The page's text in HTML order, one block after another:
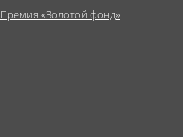
Премия «Золотой фонд»